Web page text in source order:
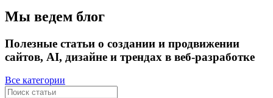
Мы ведем блог
Полезные статьи о создании и продвижении
сайтов, AI, дизайне и трендах в веб-разработке
Все категории